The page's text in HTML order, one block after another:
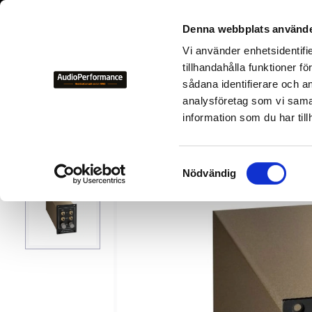
Denna webbplats
Vi använder
tillhandahålla funktioner
sådana identifierare och
analysföretag som vi
information som du har
a
Nödvändig
BEGAGNAD HIFI
Tillverkare A